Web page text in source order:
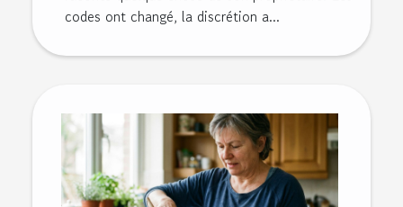
codes ont changé, la discrétion a...